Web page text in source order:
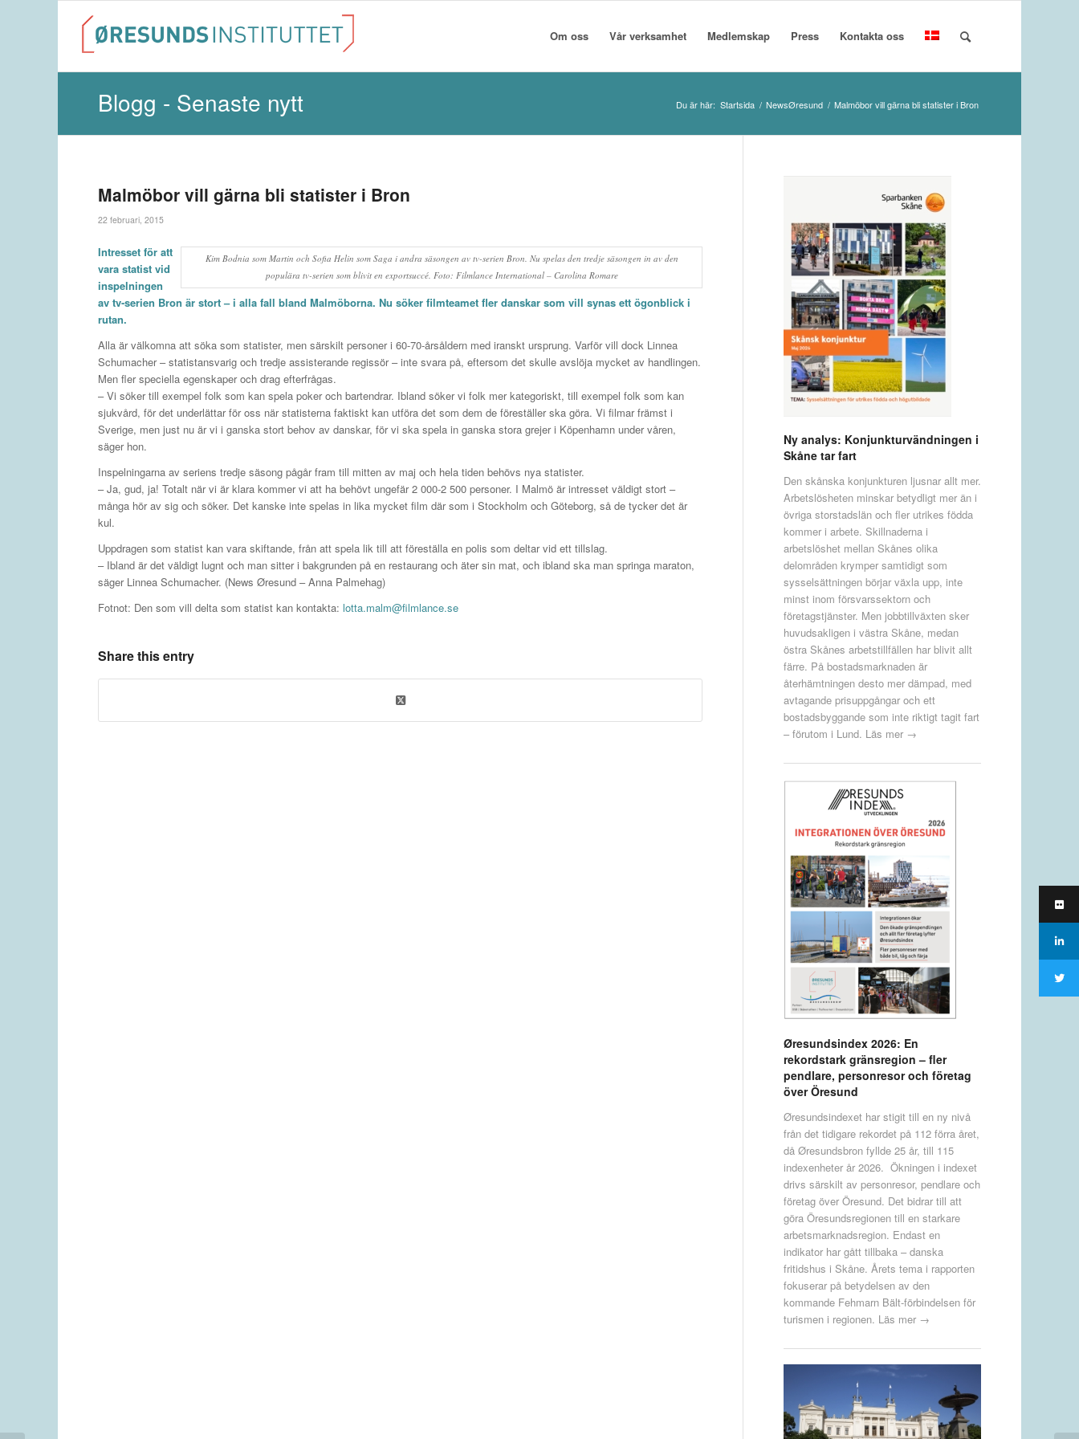
Om oss Vår verksamhet Medlemskap Press Kontakta oss
Blogg - Senaste nytt Du är här: Startsida / NewsØresund / Malmöbor vill gärna bli statister i Bron
Malmöbor vill gärna bli statister i Bron
22 februari, 2015
Kim Bodnia som Martin och Sofia Helin som Saga i andra säsongen av tv-serien Bron. Nu spelas den tredje säsongen in av den
populära tv-serien som blivit en exportsuccé. Foto: Filmlance International – Carolina Romare
Intresset för att
vara statist vid
inspelningen
av tv-serien Bron är stort – i alla fall bland Malmöborna. Nu söker filmteamet fler danskar som vill synas ett ögonblick i
rutan.
Alla är välkomna att söka som statister, men särskilt personer i 60-70-årsåldern med iranskt ursprung. Varför vill dock Linnea
Schumacher – statistansvarig och tredje assisterande regissör – inte svara på, eftersom det skulle avslöja mycket av handlingen.
Men fler speciella egenskaper och drag efterfrågas.
– Vi söker till exempel folk som kan spela poker och bartendrar. Ibland söker vi folk mer kategoriskt, till exempel folk som kan
sjukvård, för det underlättar för oss när statisterna faktiskt kan utföra det som dem de föreställer ska göra. Vi filmar främst i
Sverige, men just nu är vi i ganska stort behov av danskar, för vi ska spela in ganska stora grejer i Köpenhamn under våren,
säger hon.
Inspelningarna av seriens tredje säsong pågår fram till mitten av maj och hela tiden behövs nya statister.
– Ja, gud, ja! Totalt när vi är klara kommer vi att ha behövt ungefär 2 000-2 500 personer. I Malmö är intresset väldigt stort –
många hör av sig och söker. Det kanske inte spelas in lika mycket film där som i Stockholm och Göteborg, så de tycker det är
kul.
Uppdragen som statist kan vara skiftande, från att spela lik till att föreställa en polis som deltar vid ett tillslag.
– Ibland är det väldigt lugnt och man sitter i bakgrunden på en restaurang och äter sin mat, och ibland ska man springa maraton,
säger Linnea Schumacher. (News Øresund – Anna Palmehag)
Fotnot: Den som vill delta som statist kan kontakta: lotta.malm@filmlance.se
Share this entry
Ny analys: Konjunkturvändningen i
Skåne tar fart
Den skånska konjunkturen ljusnar allt mer.
Arbetslösheten minskar betydligt mer än i
övriga storstadslän och fler utrikes födda
kommer i arbete. Skillnaderna i
arbetslöshet mellan Skånes olika
delområden krymper samtidigt som
sysselsättningen börjar växla upp, inte
minst inom försvarssektorn och
företagstjänster. Men jobbtillväxten sker
huvudsakligen i västra Skåne, medan
östra Skånes arbetstillfällen har blivit allt
färre. På bostadsmarknaden är
återhämtningen desto mer dämpad, med
avtagande prisuppgångar och ett
bostadsbyggande som inte riktigt tagit fart
– förutom i Lund. Läs mer →
Øresundsindex 2026: En
rekordstark gränsregion – fler
pendlare, personresor och företag
över Öresund
Øresundsindexet har stigit till en ny nivå
från det tidigare rekordet på 112 förra året,
då Øresundsbron fyllde 25 år, till 115
indexenheter år 2026. Ökningen i indexet
drivs särskilt av personresor, pendlare och
företag över Öresund. Det bidrar till att
göra Öresundsregionen till en starkare
arbetsmarknadsregion. Endast en
indikator har gått tillbaka – danska
fritidshus i Skåne. Årets tema i rapporten
fokuserar på betydelsen av den
kommande Fehmarn Bält-förbindelsen för
turismen i regionen. Läs mer →